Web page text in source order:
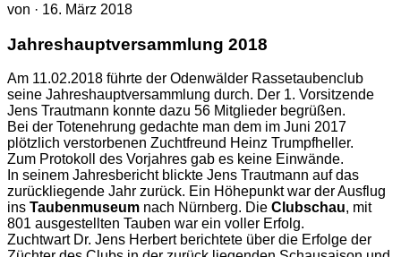
von · 16. März 2018
Jahreshauptversammlung 2018
Am 11.02.2018 führte der Odenwälder Rassetaubenclub
seine Jahreshauptversammlung durch. Der 1. Vorsitzende
Jens Trautmann konnte dazu 56 Mitglieder begrüßen.
Bei der Totenehrung gedachte man dem im Juni 2017
plötzlich verstorbenen Zuchtfreund Heinz Trumpfheller.
Zum Protokoll des Vorjahres gab es keine Einwände.
In seinem Jahresbericht blickte Jens Trautmann auf das
zurückliegende Jahr zurück. Ein Höhepunkt war der Ausflug
ins Taubenmuseum nach Nürnberg. Die Clubschau, mit
801 ausgestellten Tauben war ein voller Erfolg.
Zuchtwart Dr. Jens Herbert berichtete über die Erfolge der